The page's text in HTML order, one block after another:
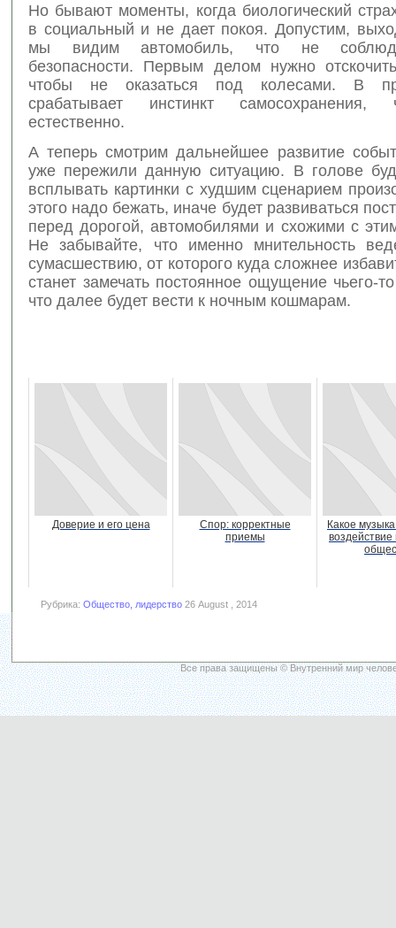
Но бывают моменты, когда биологический
в социальный и не дает покоя. Допустим,
мы видим автомобиль, что не
безопасности. Первым делом нужно
чтобы не оказаться под колесами. В
срабатывает инстинкт
естественно.
А теперь смотрим дальнейшее развитие
уже пережили данную ситуацию. В голове
всплывать картинки с худшим сценарием
этого надо бежать, иначе будет развиваться
перед дорогой, автомобилями и схожими с
Не забывайте, что именно мнительность
сумасшествию, от которого куда сложнее
станет замечать постоянное ощущение чьего-
что далее будет вести к ночным кошмарам.
Доверие и его цена
Спор: корректные
приемы
Какое
воздействие
Рубрика: Общество, лидерство 26 August , 2014
Все права защищены © Внутренний мир